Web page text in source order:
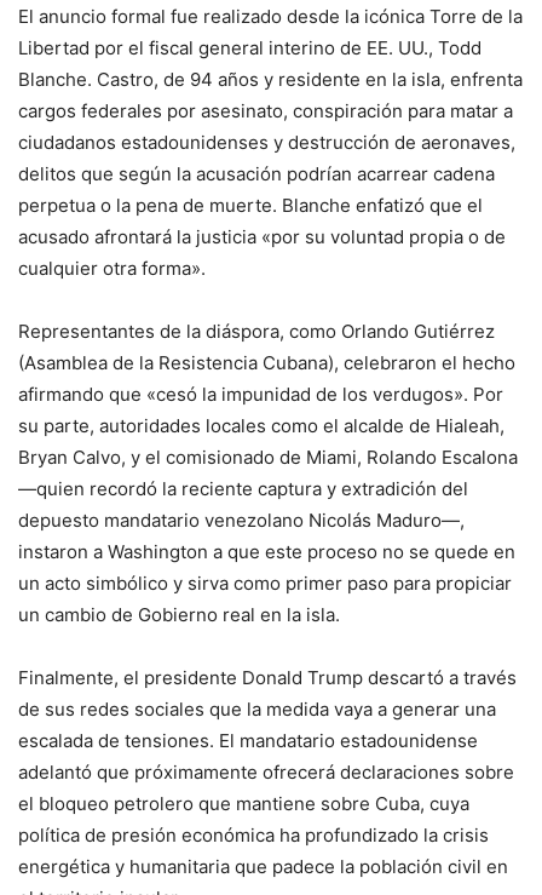
El anuncio formal fue realizado desde la icónica Torre de la
Libertad por el fiscal general interino de EE. UU., Todd
Blanche. Castro, de 94 años y residente en la isla, enfrenta
cargos federales por asesinato, conspiración para matar a
ciudadanos estadounidenses y destrucción de aeronaves,
delitos que según la acusación podrían acarrear cadena
perpetua o la pena de muerte. Blanche enfatizó que el
acusado afrontará la justicia «por su voluntad propia o de
cualquier otra forma».
Representantes de la diáspora, como Orlando Gutiérrez
(Asamblea de la Resistencia Cubana), celebraron el hecho
afirmando que «cesó la impunidad de los verdugos». Por
su parte, autoridades locales como el alcalde de Hialeah,
Bryan Calvo, y el comisionado de Miami, Rolando Escalona
—quien recordó la reciente captura y extradición del
depuesto mandatario venezolano Nicolás Maduro—,
instaron a Washington a que este proceso no se quede en
un acto simbólico y sirva como primer paso para propiciar
un cambio de Gobierno real en la isla.
Finalmente, el presidente Donald Trump descartó a través
de sus redes sociales que la medida vaya a generar una
escalada de tensiones. El mandatario estadounidense
adelantó que próximamente ofrecerá declaraciones sobre
el bloqueo petrolero que mantiene sobre Cuba, cuya
política de presión económica ha profundizado la crisis
energética y humanitaria que padece la población civil en